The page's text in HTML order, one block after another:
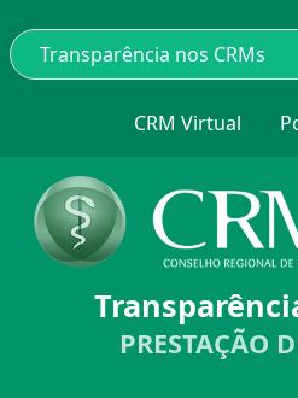
CRM Virtual
PRESTAÇÃO